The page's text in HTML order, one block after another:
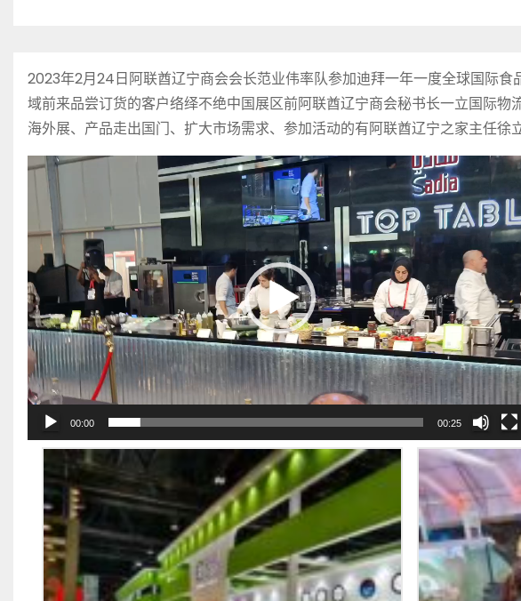
2023年2月24日阿联酋辽宁商会会长范业伟率队参加迪拜一年一度全球国际
域前来品尝订货的客户络绎不绝中国展区前阿联酋辽宁商会秘书长一立国际
海外展、产品走出国门、扩大市场需求、参加活动的有阿联酋辽宁之家主任徐
视
放
器
00:00 00:25